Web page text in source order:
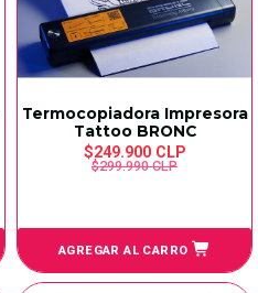
Termocopiadora Impresora
Tattoo BRONC
$249.900 CLP
$299.990 CLP
AGREGAR AL CARRO